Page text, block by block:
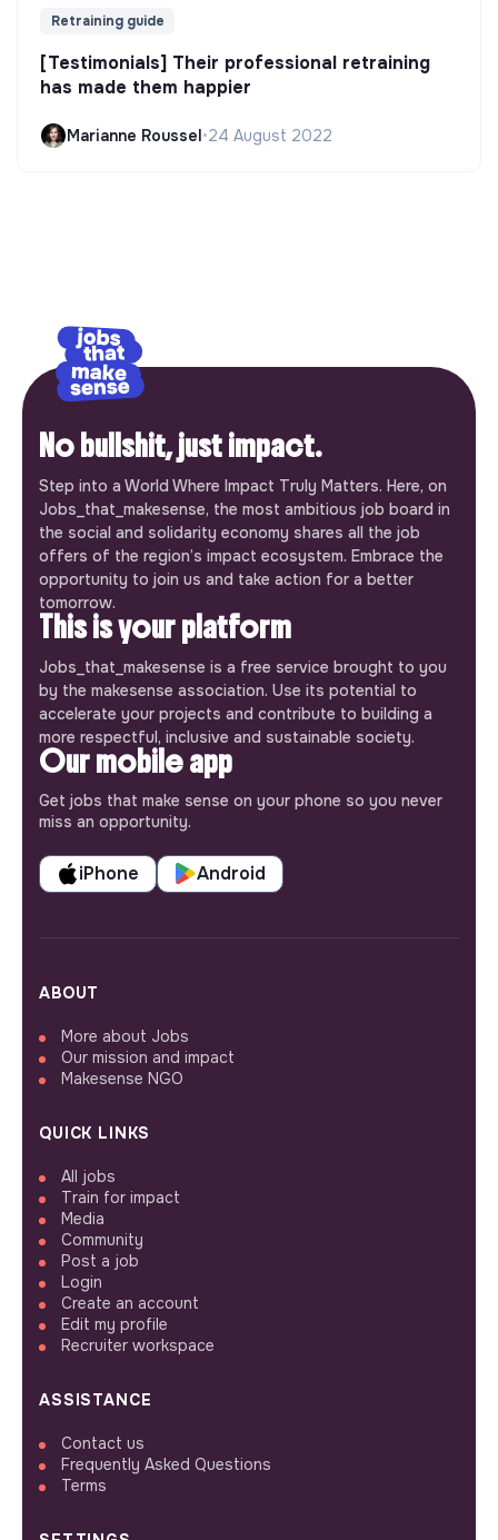
Retraining guide
[Testimonials] Their professional retraining
has made them happier
Marianne Roussel•24 August 2022
No bullshit, just impact.
Step into a World Where Impact Truly Matters. Here, on
Jobs_that_makesense, the most ambitious job board in
the social and solidarity economy shares all the job
offers of the region’s impact ecosystem. Embrace the
opportunity to join us and take action for a better
tomorrow.
This is your platform
Jobs_that_makesense is a free service brought to you
by the makesense association. Use its potential to
accelerate your projects and contribute to building a
more respectful, inclusive and sustainable society.
Our mobile app
Get jobs that make sense on your phone so you never
miss an opportunity.
iPhone Android
ABOUT
More about Jobs
Our mission and impact
Makesense NGO
QUICK LINKS
All jobs
Train for impact
Media
Community
Post a job
Login
Create an account
Edit my profile
Recruiter workspace
ASSISTANCE
Contact us
Frequently Asked Questions
Terms